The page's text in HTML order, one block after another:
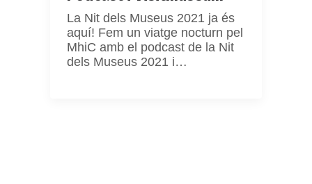
La Nit dels Museus 2021 ja és
aquí! Fem un viatge nocturn pel
MhiC amb el podcast de la Nit
dels Museus 2021 i…